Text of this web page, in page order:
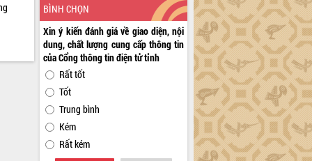
BÌNH CHỌN
Xin ý kiến đánh giá về giao diện, nội
dung, chất lượng cung cấp thông tin
của Cổng thông tin điện tử tỉnh
Rất tốt
Tốt
Trung bình
Kém
Rất kém